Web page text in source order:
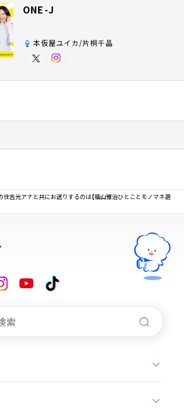
ONE-J
本仮屋ユイカ/片桐千晶
住吉光アナと共にお送りするのは【福山雅治ひとことモノマネ選